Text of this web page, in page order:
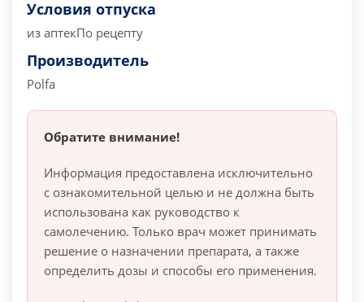
Условия отпуска
из аптекПо рецепту
Производитель
Polfa
Обратите внимание!
Информация предоставлена исключительно
с ознакомительной целью и не должна быть
использована как руководство к
самолечению. Только врач может принимать
решение о назначении препарата, а также
определить дозы и способы его применения.